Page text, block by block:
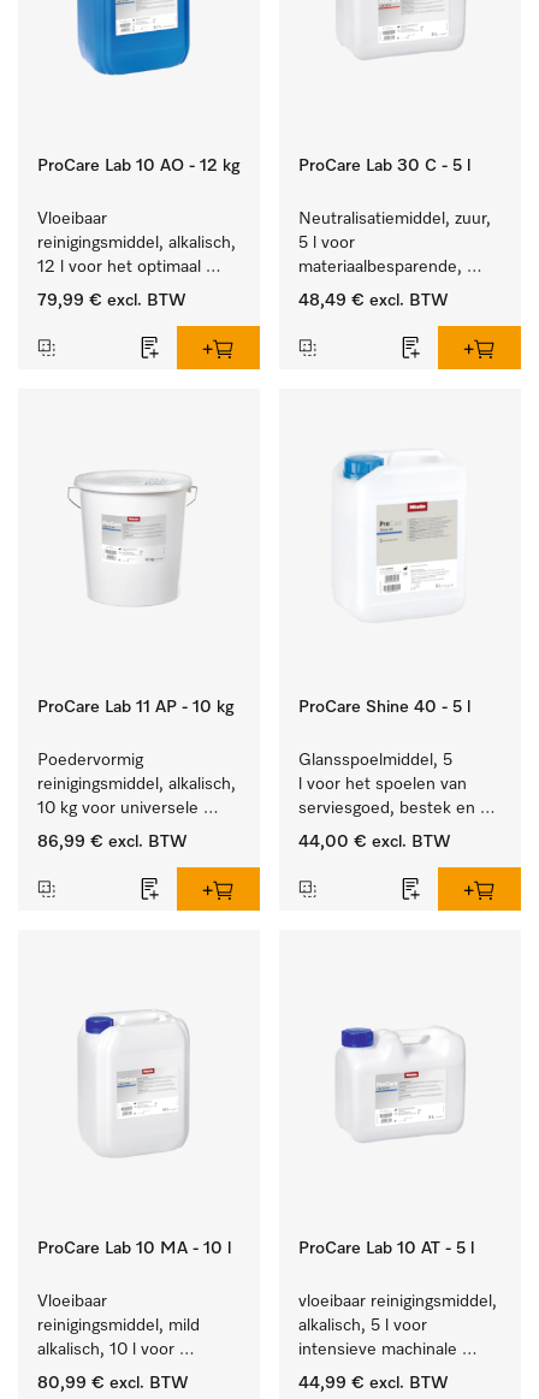
ProCare Lab 10 AO - 12 kg
Vloeibaar
reinigingsmiddel, alkalisch,
12 l voor het optimaal
behandelen van
79,99 € excl. BTW
ProCare Lab 30 C - 5 l
Neutralisatiemiddel, zuur,
5 l voor
materiaalbesparende,
machinale reiniging van
gerei.
48,49 € excl. BTW
ProCare Lab 11 AP - 10 kg
Poedervormig
reinigingsmiddel, alkalisch,
10 kg voor universele
machinale reiniging van
gerei.
86,99 € excl. BTW
ProCare Shine 40 - 5 l
Glansspoelmiddel, 5
l voor het spoelen van
serviesgoed, bestek en
ideaal voor glazen.
44,00 € excl. BTW
ProCare Lab 10 MA - 10 l
Vloeibaar
reinigingsmiddel, mild
alkalisch, 10 l voor
materiaalbesparende,
80,99 € excl. BTW
ProCare Lab 10 AT - 5 l
vloeibaar reinigingsmiddel,
alkalisch, 5 l voor
intensieve machinale
reiniging van
44,99 € excl. BTW